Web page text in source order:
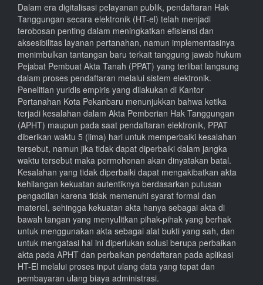
Dalam era digitalisasi pelayanan publik, pendaftaran Hak
Tanggungan secara elektronik (HT-el) telah menjadi
terobosan penting dalam meningkatkan efisiensi dan
aksesibilitas layanan pertanahan, namun implementasinya
menimbulkan tantangan baru terkait tanggung jawab hukum
Pejabat Pembuat Akta Tanah (PPAT) yang terlibat langsung
dalam proses pendaftaran melalui sistem elektronik.
Penelitian yuridis empiris yang dilakukan di Kantor
Pertanahan Kota Pekanbaru menunjukkan bahwa ketika
terjadi kesalahan dalam Akta Pemberian Hak Tanggungan
(APHT) maupun pada saat pendaftaran elektronik, PPAT
diberikan waktu 5 (lima) hari untuk memperbaiki kesalahan
tersebut, namun jika tidak dapat diperbaiki dalam jangka
waktu tersebut maka permohonan akan dinyatakan batal.
Kesalahan yang tidak diperbaiki dapat mengakibatkan akta
kehilangan kekuatan autentiknya berdasarkan putusan
pengadilan karena tidak memenuhi syarat formal dan
materiel, sehingga kekuatan akta hanya sebagai akta di
bawah tangan yang menyulitkan pihak-pihak yang berhak
untuk menggunakan akta sebagai alat bukti yang sah, dan
untuk mengatasi hal ini diperlukan solusi berupa perbaikan
akta pada APHT dan perbaikan pendaftaran pada aplikasi
HT-El melalui proses input ulang data yang tepat dan
pembayaran ulang biaya administrasi.